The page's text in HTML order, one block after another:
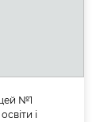
№1
і